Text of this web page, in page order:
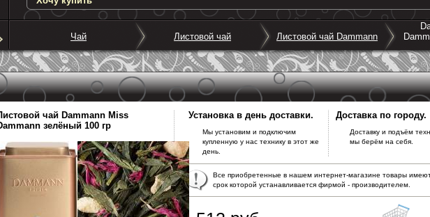
Чай Листовой чай Листовой чай Dammann
чай Dammann Miss
зелёный 100 гр
Установка в день доставки.
Мы установим и подключим
купленную у нас технику в этот же
день.
Доставка по городу.
Доставку и подъём
мы берём на себя.
Все приобретенные в нашем интернет-магазине товары
срок которой устанавливается фирмой - производителем.